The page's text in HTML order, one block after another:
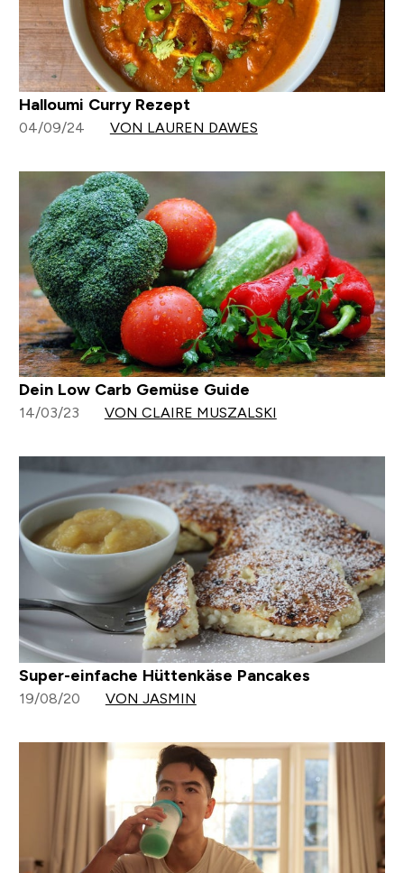
Halloumi Curry Rezept
04/09/24 VON LAUREN DAWES
Dein Low Carb Gemüse Guide
14/03/23 VON CLAIRE MUSZALSKI
Super-einfache Hüttenkäse Pancakes
19/08/20 VON JASMIN